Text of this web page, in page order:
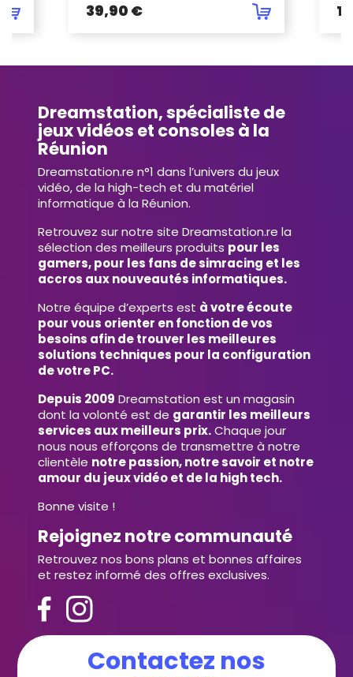
39,90 €
Dreamstation, spécialiste de
jeux vidéos et consoles à la
Réunion
Dreamstation.re n°1 dans l’univers du jeux
vidéo, de la high-tech et du matériel
informatique à la Réunion.
Retrouvez sur notre site Dreamstation.re la
sélection des meilleurs produits pour les
gamers, pour les fans de simracing et les
accros aux nouveautés informatiques.
Notre équipe d’experts est à votre écoute
pour vous orienter en fonction de vos
besoins afin de trouver les meilleures
solutions techniques pour la configuration
de votre PC.
Depuis 2009 Dreamstation est un magasin
dont la volonté est de garantir les meilleurs
services aux meilleurs prix.Chaque jour
nous nous efforçons de transmettre à notre
clientèle notre passion, notre savoir et notre
amour du jeux vidéo et de la high tech.
Bonne visite !
Rejoignez notre communauté
Retrouvez nos bons plans et bonnes affaires
et restez informé des offres exclusives.
Contactez nos